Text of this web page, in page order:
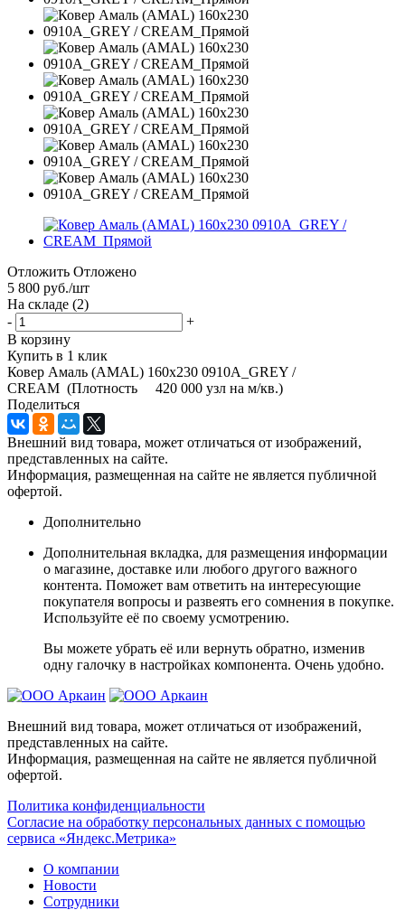
Отложить Отложено
5 800 руб./шт
На складе (2)
-
+
В корзину
Купить в 1 клик
Ковер Амаль (AMAL) 160х230 0910A_GREY /
CREAM (Плотность 420 000 узл на м/кв.)
Поделиться
Внешний вид товара, может отличаться от изображений,
представленных на сайте.
Информация, размещенная на сайте не является публичной
офертой.
Дополнительно
Дополнительная вкладка, для размещения информации
о магазине, доставке или любого другого важного
контента. Поможет вам ответить на интересующие
покупателя вопросы и развеять его сомнения в покупке.
Используйте её по своему усмотрению.
Вы можете убрать её или вернуть обратно, изменив
одну галочку в настройках компонента. Очень удобно.
Внешний вид товара, может отличаться от изображений,
представленных на сайте.
Информация, размещенная на сайте не является публичной
офертой.
Политика конфиденциальности
Согласие на обработку персональных данных с помощью
сервиса «Яндекс.Метрика»
О компании
Новости
Сотрудники